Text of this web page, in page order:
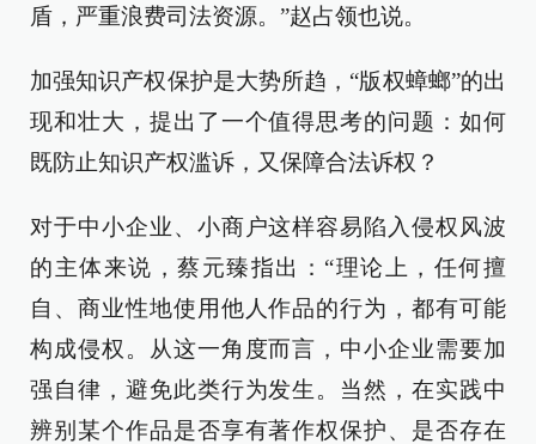
盾，严重浪费司法资源。”赵占领也说。
加强知识产权保护是大势所趋，“版权蟑螂”的出
现和壮大，提出了一个值得思考的问题：如何
既防止知识产权滥诉，又保障合法诉权？
对于中小企业、小商户这样容易陷入侵权风波
的主体来说，蔡元臻指出：“理论上，任何擅
自、商业性地使用他人作品的行为，都有可能
构成侵权。从这一角度而言，中小企业需要加
强自律，避免此类行为发生。当然，在实践中
辨别某个作品是否享有著作权保护、是否存在